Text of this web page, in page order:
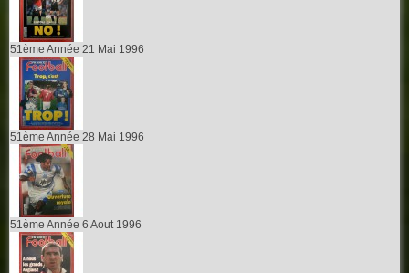
51ème Année 21 Mai 1996
51ème Année 28 Mai 1996
51ème Année 6 Aout 1996